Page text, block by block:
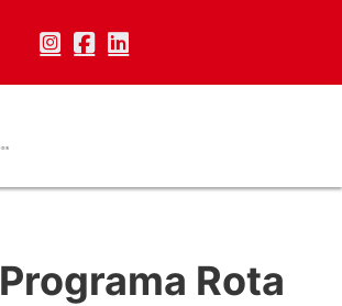
Programa Rota